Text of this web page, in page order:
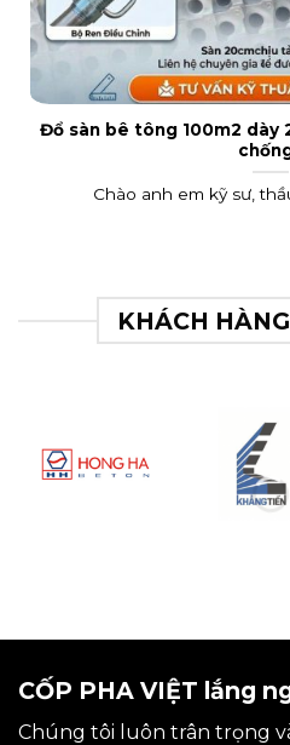
Đổ sàn bê tông 100m2 dày
Chào anh em kỹ sư,
KHÁCH
CỐP PHA VIỆT lắng
Chúng tôi luôn trân trọng